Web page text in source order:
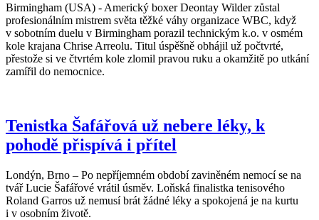
Birmingham (USA) - Americký boxer Deontay Wilder zůstal
profesionálním mistrem světa těžké váhy organizace WBC, když
v sobotním duelu v Birmingham porazil technickým k.o. v osmém
kole krajana Chrise Arreolu. Titul úspěšně obhájil už počtvrté,
přestože si ve čtvrtém kole zlomil pravou ruku a okamžitě po utkání
zamířil do nemocnice.
Tenistka Šafářová už nebere léky, k
pohodě přispívá i přítel
Londýn, Brno – Po nepříjemném období zaviněném nemocí se na
tvář Lucie Šafářové vrátil úsměv. Loňská finalistka tenisového
Roland Garros už nemusí brát žádné léky a spokojená je na kurtu
i v osobním životě.